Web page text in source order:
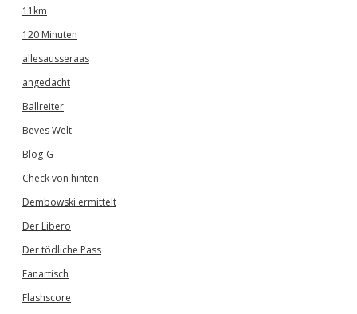
11km
120 Minuten
allesausseraas
angedacht
Ballreiter
Beves Welt
Blog-G
Check von hinten
Dembowski ermittelt
Der Libero
Der tödliche Pass
Fanartisch
Flashscore